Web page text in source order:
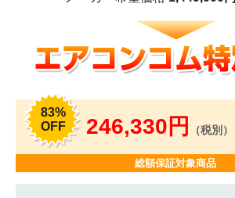
83%
OFF
246,330円 （税別）
総額保証対象商品